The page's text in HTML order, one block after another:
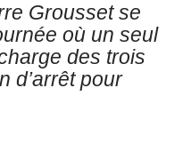
Grousset se
où un seul
des trois
d’arrêt pour